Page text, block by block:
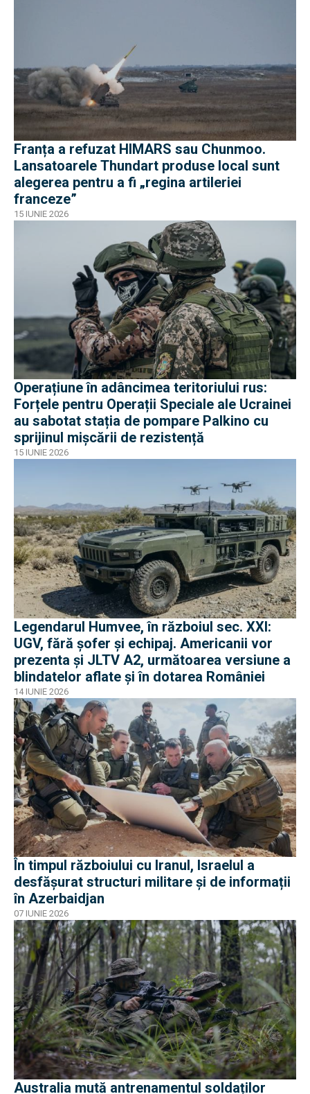
Franța a refuzat HIMARS sau Chunmoo.
Lansatoarele Thundart produse local sunt
alegerea pentru a fi „regina artileriei
franceze”
15 IUNIE 2026
Operațiune în adâncimea teritoriului rus:
Forțele pentru Operații Speciale ale Ucrainei
au sabotat stația de pompare Palkino cu
sprijinul mișcării de rezistență
15 IUNIE 2026
Legendarul Humvee, în războiul sec. XXI:
UGV, fără șofer și echipaj. Americanii vor
prezenta și JLTV A2, următoarea versiune a
blindatelor aflate și în dotarea României
14 IUNIE 2026
În timpul războiului cu Iranul, Israelul a
desfășurat structuri militare și de informații
în Azerbaidjan
07 IUNIE 2026
Australia mută antrenamentul soldaților